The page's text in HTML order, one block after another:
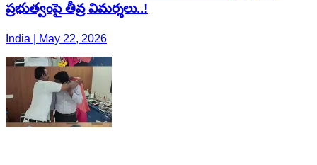
ప్రభుత్వంపై తీవ్ర విమర్శలు..!
India | May 22, 2026